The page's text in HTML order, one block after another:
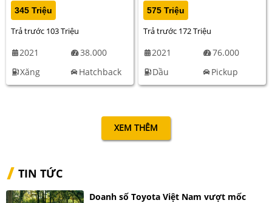
345 Triệu
Trả trước 103 Triệu
2021
38.000
Xăng
Hatchback
575 Triệu
Trả trước 172 Triệu
2021
76.000
Dầu
Pickup
XEM THÊM
TIN TỨC
Doanh số Toyota Việt Nam vượt mốc